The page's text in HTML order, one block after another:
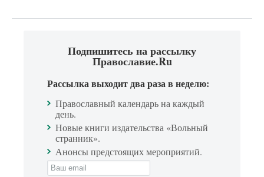
Подпишитесь на рассылку
Православие.Ru
Рассылка выходит два раза в неделю:
Православный календарь на каждый
день.
Новые книги издательства «Вольный
странник».
Анонсы предстоящих мероприятий.